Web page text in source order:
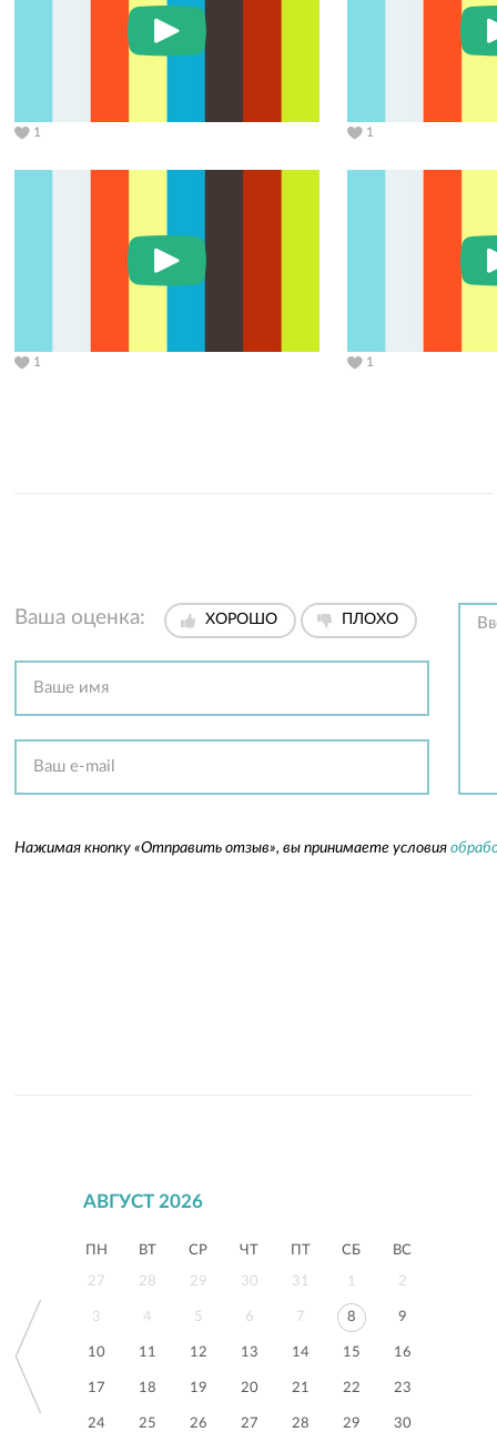
1 1
1 1
Ваша оценка: ХОРОШО ПЛОХО
Нажимая кнопку «Отправить отзыв», вы принимаете условия
АВГУСТ 2026
ПН ВТ СР ЧТ ПТ СБ ВС
27 28 29 30 31 1 2
3 4 5 6 7 8 9
10 11 12 13 14 15 16
17 18 19 20 21 22 23
24 25 26 27 28 29 30